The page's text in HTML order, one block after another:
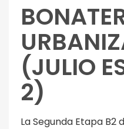
(JULIO
2)
La Segunda Etapa B2